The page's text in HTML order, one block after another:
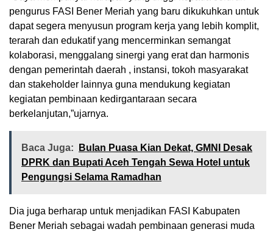
pengurus FASI Bener Meriah yang baru dikukuhkan untuk
dapat segera menyusun program kerja yang lebih komplit,
terarah dan edukatif yang mencerminkan semangat
kolaborasi, menggalang sinergi yang erat dan harmonis
dengan pemerintah daerah , instansi, tokoh masyarakat
dan stakeholder lainnya guna mendukung kegiatan
kegiatan pembinaan kedirgantaraan secara
berkelanjutan,”ujarnya.
Baca Juga:
‎Bulan Puasa Kian Dekat, GMNI Desak
DPRK dan Bupati Aceh Tengah Sewa Hotel untuk
Pengungsi Selama Ramadhan
Dia juga berharap untuk menjadikan FASI Kabupaten
Bener Meriah sebagai wadah pembinaan generasi muda